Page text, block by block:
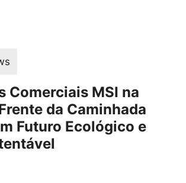
Comerciais MSI na
da Caminhada
Futuro Ecológico e